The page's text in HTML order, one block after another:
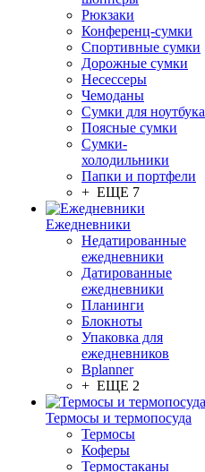
Рюкзаки
Конференц-сумки
Спортивные сумки
Дорожные сумки
Несессеры
Чемоданы
Сумки для ноутбука
Поясные сумки
Сумки-
холодильники
Папки и портфели
+ ЕЩЕ 7
Ежедневники
Недатированные
ежедневники
Датированные
ежедневники
Планинги
Блокноты
Упаковка для
ежедневников
Bplanner
+ ЕЩЕ 2
Термосы и термопосуда
Термосы
Коферы
Термостаканы